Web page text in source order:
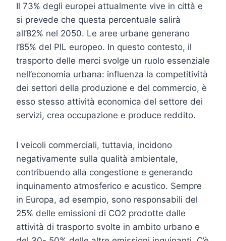
Il 73% degli europei attualmente vive in città e
si prevede che questa percentuale salirà
all’82% nel 2050. Le aree urbane generano
l’85% del PIL europeo. In questo contesto, il
trasporto delle merci svolge un ruolo essenziale
nell’economia urbana: influenza la competitività
dei settori della produzione e del commercio, è
esso stesso attività economica del settore dei
servizi, crea occupazione e produce reddito.
I veicoli commerciali, tuttavia, incidono
negativamente sulla qualità ambientale,
contribuendo alla congestione e generando
inquinamento atmosferico e acustico. Sempre
in Europa, ad esempio, sono responsabili del
25% delle emissioni di CO2 prodotte dalle
attività di trasporto svolte in ambito urbano e